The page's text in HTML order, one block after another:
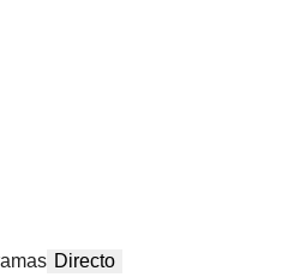
Directo